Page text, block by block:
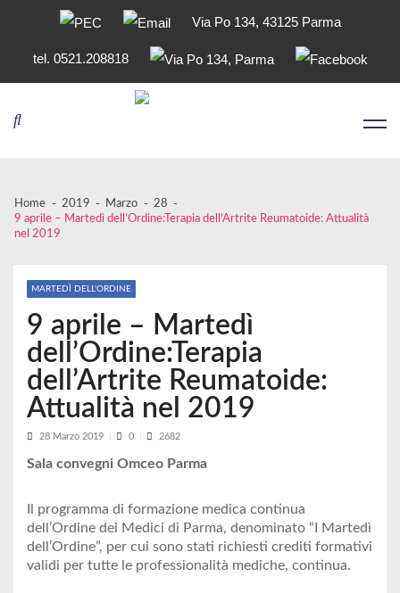
Via Po 134, 43125 Parma
tel. 0521.208818
navigation
content
Home 2019 Marzo
28
9 aprile – Martedì dell’Ordine:Terapia dell’Artrite Reumatoide: Attualità
nel 2019
MARTEDÌ DELL'ORDINE
9 aprile – Martedì
dell’Ordine:Terapia
dell’Artrite Reumatoide:
Attualità nel 2019
28 Marzo 2019 0 2682
Sala convegni Omceo Parma
Il programma di formazione medica continua
dell’Ordine dei Medici di Parma, denominato “I Martedì
dell’Ordine”, per cui sono stati richiesti crediti formativi
validi per tutte le professionalità mediche, continua.